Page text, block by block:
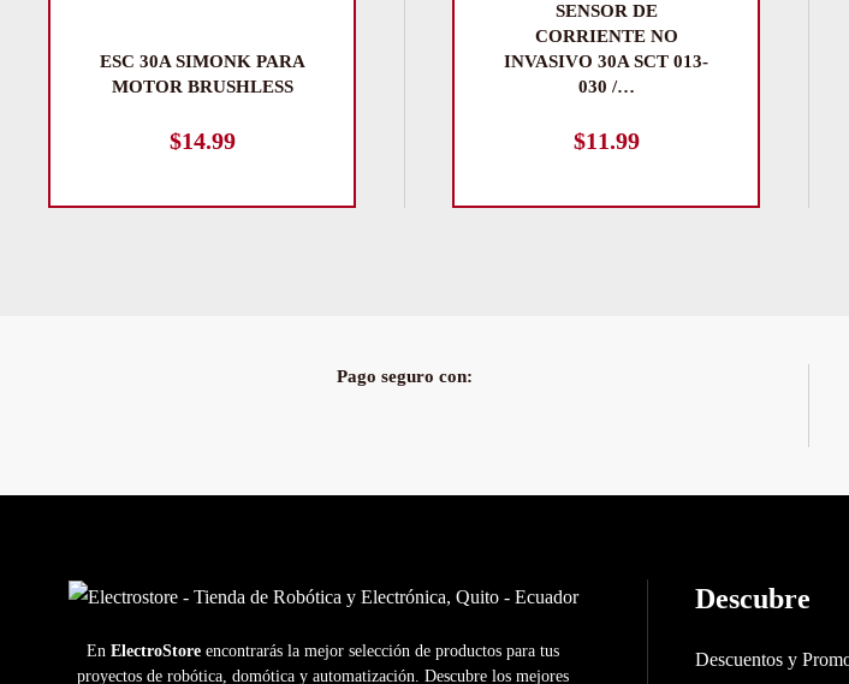
ESC 30A SIMONK PARA
MOTOR BRUSHLESS
$14.99
SENSOR DE
CORRIENTE NO
INVASIVO 30A SCT 013-
030 /…
$11.99
Pago seguro con:
En ElectroStore encontrarás la mejor selección de productos para tus
proyectos de robótica, domótica y automatización. Descubre los mejores
Descubre
Descuentos y